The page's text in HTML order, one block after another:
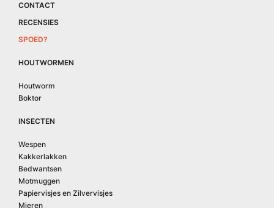
CONTACT
RECENSIES
SPOED?
HOUTWORMEN
Houtworm
Boktor
INSECTEN
Wespen
Kakkerlakken
Bedwantsen
Motmuggen
Papiervisjes en Zilvervisjes
Mieren